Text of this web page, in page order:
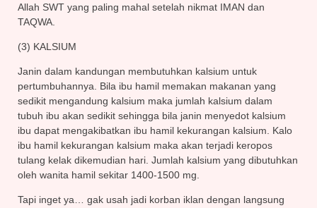
Allah SWT yang paling mahal setelah nikmat IMAN dan
TAQWA.
(3) KALSIUM
Janin dalam kandungan membutuhkan kalsium untuk
pertumbuhannya. Bila ibu hamil memakan makanan yang
sedikit mengandung kalsium maka jumlah kalsium dalam
tubuh ibu akan sedikit sehingga bila janin menyedot kalsium
ibu dapat mengakibatkan ibu hamil kekurangan kalsium. Kalo
ibu hamil kekurangan kalsium maka akan terjadi keropos
tulang kelak dikemudian hari. Jumlah kalsium yang dibutuhkan
oleh wanita hamil sekitar 1400-1500 mg.
Tapi inget ya… gak usah jadi korban iklan dengan langsung